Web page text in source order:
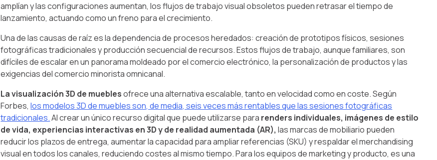
amplían y las configuraciones aumentan, los flujos de trabajo visual obsoletos pueden retrasar el tiempo de
lanzamiento, actuando como un freno para el crecimiento.
Una de las causas de raíz es la dependencia de procesos heredados: creación de prototipos físicos, sesiones
fotográficas tradicionales y producción secuencial de recursos. Estos flujos de trabajo, aunque familiares, son
difíciles de escalar en un panorama moldeado por el comercio electrónico, la personalización de productos y las
exigencias del comercio minorista omnicanal.
La visualización 3D de mueblesofrece una alternativa escalable, tanto en velocidad como en coste. Según
Forbes,los modelos 3D de muebles son, de media, seis veces más rentables que las sesiones fotográficas
tradicionales.Al crear un único recurso digital que puede utilizarse para renders individuales, imágenes de estilo
de vida, experiencias interactivas en 3D y de realidad aumentada (AR), las marcas de mobiliario pueden
reducir los plazos de entrega, aumentar la capacidad para ampliar referencias (SKU) y respaldar el merchandising
visual en todos los canales, reduciendo costes al mismo tiempo. Para los equipos de marketing y producto, es una